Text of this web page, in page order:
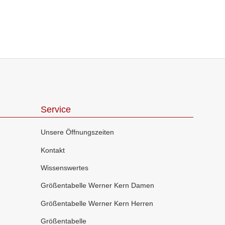
Service
Unsere Öffnungszeiten
Kontakt
Wissenswertes
Größentabelle Werner Kern Damen
Größentabelle Werner Kern Herren
Größentabelle